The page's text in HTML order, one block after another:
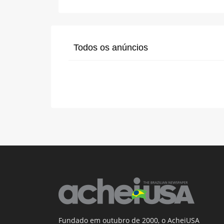
Todos os anúncios
Fundado em outubro de 2000, o AcheiUSA